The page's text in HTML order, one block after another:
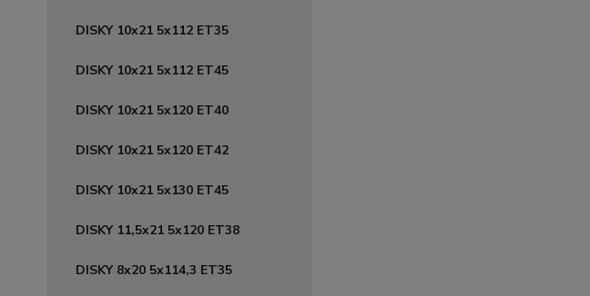
DISKY 10x21 5x112 ET35
DISKY 10x21 5x112 ET45
DISKY 10x21 5x120 ET40
DISKY 10x21 5x120 ET42
DISKY 10x21 5x130 ET45
DISKY 11,5x21 5x120 ET38
DISKY 8x20 5x114,3 ET35